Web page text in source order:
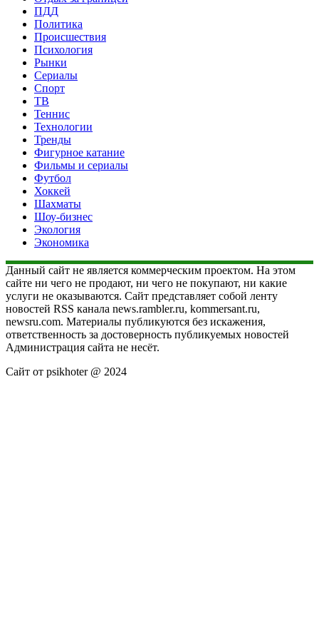
ПДД
Политика
Происшествия
Психология
Рынки
Сериалы
Спорт
ТВ
Теннис
Технологии
Тренды
Фигурное катание
Фильмы и сериалы
Футбол
Хоккей
Шахматы
Шоу-бизнес
Экология
Экономика
Данный сайт не является коммерческим проектом. На этом
сайте ни чего не продают, ни чего не покупают, ни какие
услуги не оказываются. Сайт представляет собой ленту
новостей RSS канала news.rambler.ru, kommersant.ru,
newsru.com. Материалы публикуются без искажения,
ответственность за достоверность публикуемых новостей
Администрация сайта не несёт.
Сайт от psikhoter @ 2024